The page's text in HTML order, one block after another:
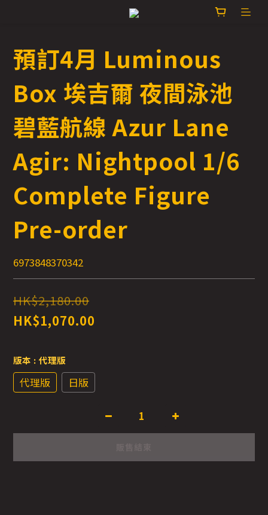
預訂4月 Luminous
Box 埃吉爾 夜間泳池
碧藍航線 Azur Lane
Agir: Nightpool 1/6
Complete Figure
Pre-order
6973848370342
HK$2,180.00
HK$1,070.00
版本 : 代理版
代理版 日版